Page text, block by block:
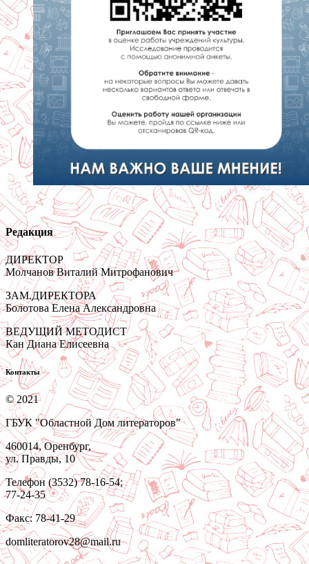
Редакция
ДИРЕКТОР
Молчанов Виталий Митрофанович
ЗАМ.ДИРЕКТОРА
Болотова Елена Александровна
ВЕДУЩИЙ МЕТОДИСТ
Кан Диана Елисеевна
Контакты
© 2021
ГБУК "Областной Дом литераторов"
460014, Оренбург,
ул. Правды, 10
Телефон (3532) 78-16-54;
77-24-35
Факс: 78-41-29
domliteratorov28@mail.ru